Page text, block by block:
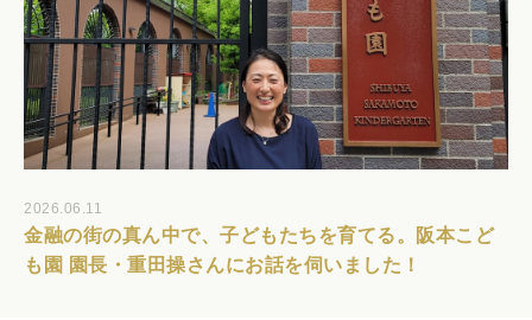
2026.06.11
金融の街の真ん中で、子どもたちを育てる。阪本こど
も園 園長・重田操さんにお話を伺いました！